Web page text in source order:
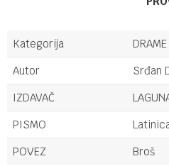
Kategorija
DRAME
Autor
Srđan
IZDAVAČ
PISMO
POVEZ
Broš